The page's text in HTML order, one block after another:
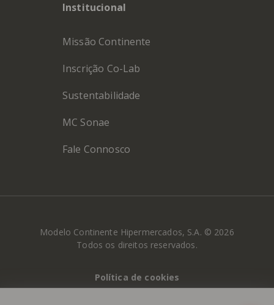
Institucional
Missão Continente
Inscrição Co-Lab
Sustentabilidade
MC Sonae
Fale Connosco
Modelo Continente Hipermercados, S.A. © 2026
Todos os direitos reservados.
Política de cookies